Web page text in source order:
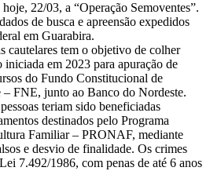
22/03, a “Operação Semoventes”.
de busca e apreensão expedidos
em Guarabira.
cautelares tem o objetivo de colher
iniciada em 2023 para apuração de
do Fundo Constitucional de
FNE, junto ao Banco do Nordeste.
teriam sido beneficiadas
destinados pelo Programa
Familiar – PRONAF, mediante
e desvio de finalidade. Os crimes
7.492/1986, com penas de até 6 anos